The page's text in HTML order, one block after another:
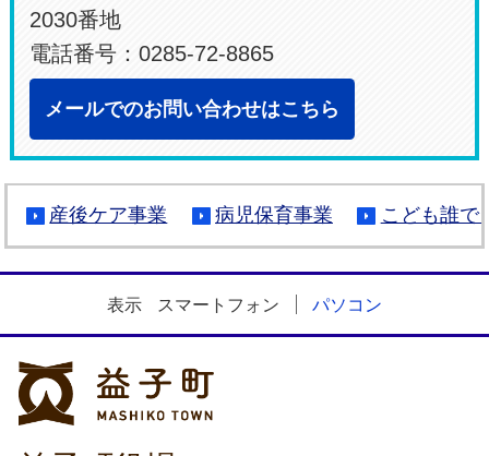
2030番地
電話番号：0285-72-8865
メールでのお問い合わせはこちら
産後ケア事業 病児保育事業 こども誰で
表示 スマートフォン パソコン